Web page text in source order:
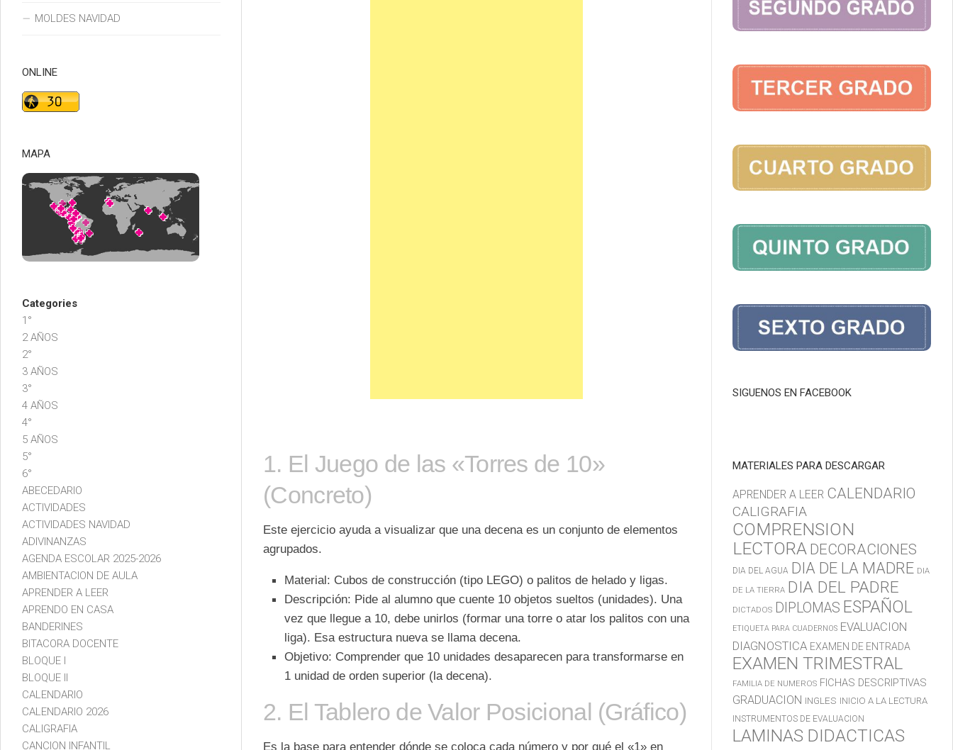
1. El Juego de las «Torres de 10»
(Concreto)
Este ejercicio ayuda a visualizar que una decena es un conjunto de elementos
agrupados.
Material: Cubos de construcción (tipo LEGO) o palitos de helado y ligas.
Descripción: Pide al alumno que cuente 10 objetos sueltos (unidades). Una
vez que llegue a 10, debe unirlos (formar una torre o atar los palitos con una
liga). Esa estructura nueva se llama decena.
Objetivo: Comprender que 10 unidades desaparecen para transformarse en
1 unidad de orden superior (la decena).
2. El Tablero de Valor Posicional (Gráfico)
Es la base para entender dónde se coloca cada número y por qué el «1» en
MOLDES NAVIDAD
ONLINE
MAPA
Categories
1°
2 AÑOS
2°
3 AÑOS
3°
4 AÑOS
4°
5 AÑOS
5°
6°
ABECEDARIO
ACTIVIDADES
ACTIVIDADES NAVIDAD
ADIVINANZAS
AGENDA ESCOLAR 2025-2026
AMBIENTACION DE AULA
APRENDER A LEER
APRENDO EN CASA
BANDERINES
BITACORA DOCENTE
BLOQUE I
BLOQUE II
CALENDARIO
CALENDARIO 2026
CALIGRAFIA
CANCION INFANTIL
SIGUENOS EN FACEBOOK
MATERIALES PARA DESCARGAR
APRENDER A LEER CALENDARIO
CALIGRAFIA
COMPRENSION
LECTORA DECORACIONES
DIA DEL AGUA DIA DE LA MADRE DIA
DE LA TIERRA DIA DEL PADRE
DICTADOS DIPLOMAS ESPAÑOL
ETIQUETA PARA CUADERNOS EVALUACION
DIAGNOSTICA EXAMEN DE ENTRADA
EXAMEN TRIMESTRAL
FAMILIA DE NUMEROS FICHAS DESCRIPTIVAS
GRADUACION INGLES INICIO A LA LECTURA
INSTRUMENTOS DE EVALUACION
LAMINAS DIDACTICAS